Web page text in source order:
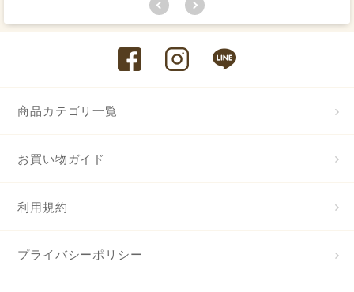
商品カテゴリ一覧
お買い物ガイド
利用規約
プライバシーポリシー